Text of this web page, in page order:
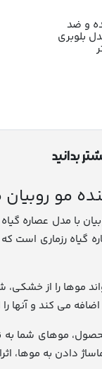
و ضد
بلوبری
بدانید
مو روبیان
گیاه رزماری است
موها را از
می کند و آنها را
موهای شما به
دادن به موها،